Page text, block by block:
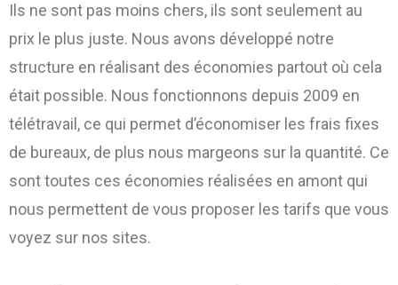
Ils ne sont pas moins chers, ils sont seulement au
prix le plus juste. Nous avons développé notre
structure en réalisant des économies partout où cela
était possible. Nous fonctionnons depuis 2009 en
télétravail, ce qui permet d’économiser les frais fixes
de bureaux, de plus nous margeons sur la quantité. Ce
sont toutes ces économies réalisées en amont qui
nous permettent de vous proposer les tarifs que vous
voyez sur nos sites.